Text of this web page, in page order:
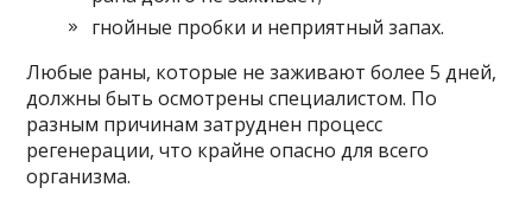
гнойные пробки и неприятный запах.
Любые раны, которые не заживают более 5 дней,
должны быть осмотрены специалистом. По
разным причинам затруднен процесс
регенерации, что крайне опасно для всего
организма.